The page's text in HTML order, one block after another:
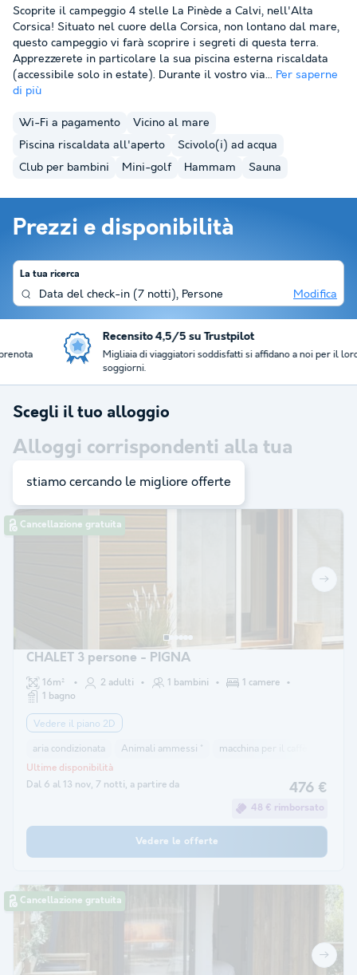
Scoprite il campeggio 4 stelle La Pinède a Calvi, nell'Alta
Corsica! Situato nel cuore della Corsica, non lontano dal mare,
questo campeggio vi farà scoprire i segreti di questa terra.
Apprezzerete in particolare la sua piscina esterna riscaldata
(accessibile solo in estate). Durante il vostro via... Per saperne
di più
Wi-Fi a pagamento
Vicino al mare
Piscina riscaldata all'aperto
Scivolo(i) ad acqua
Club per bambini
Mini-golf Hammam Sauna
Prezzi e disponibilità
La tua ricerca
Data del check-in (7 notti), Persone Modifica
Recensito 4,5/5 su Trustpilot
Migliaia di viaggiatori soddisfatti si affidano a noi per il loro
soggiorni.
Scegli il tuo alloggio
Alloggi corrispondenti alla tua
ricerca:11
Cancellazione gratuita
CHALET 3 persone - PIGNA
16m² 2 adulti 1 bambini
1 camere
1 bagno
Vedere il piano 2D
aria condizionata Animali ammessi * macchina per il caffè
Dal 6 al 13 nov, 7 notti, a partire da
Ultime disponibilità
476 €
48 € rimborsato
Vedere le offerte
Cancellazione gratuita
stiamo cercando le migliore offerte